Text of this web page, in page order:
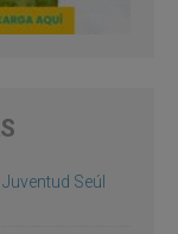
Seúl